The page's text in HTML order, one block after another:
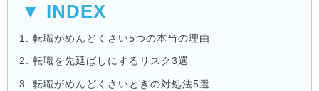
▼ INDEX
1. 転職がめんどくさい5つの本当の理由
2. 転職を先延ばしにするリスク3選
3. 転職がめんどくさいときの対処法5選